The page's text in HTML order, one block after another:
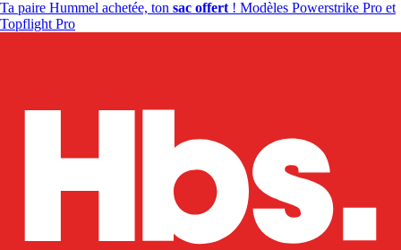
Ta paire Hummel achetée, ton sac offert ! Modèles Powerstrike Pro et
Topflight Pro